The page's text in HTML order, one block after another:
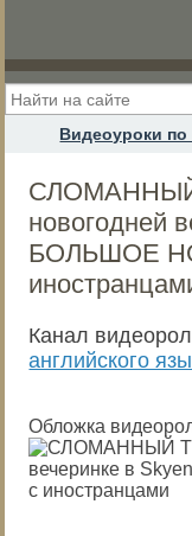
Видеоуроки по
новогодней
БОЛЬШОЕ
Канал
английского
Обложка